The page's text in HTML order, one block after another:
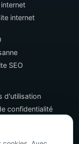
internet
SEO
d'utilisation
confidentialité